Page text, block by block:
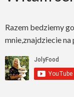
Razem bedziemy
mnie,znajdziecie na